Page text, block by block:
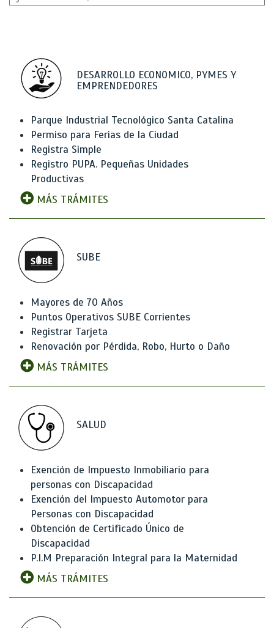
DESARROLLO ECONOMICO, PYMES Y
EMPRENDEDORES
Parque Industrial Tecnológico Santa Catalina
Permiso para Ferias de la Ciudad
Registra Simple
Registro PUPA. Pequeñas Unidades
Productivas
MÁS TRÁMITES
SUBE
Mayores de 70 Años
Puntos Operativos SUBE Corrientes
Registrar Tarjeta
Renovación por Pérdida, Robo, Hurto o Daño
MÁS TRÁMITES
SALUD
Exención de Impuesto Inmobiliario para
personas con Discapacidad
Exención del Impuesto Automotor para
Personas con Discapacidad
Obtención de Certificado Único de
Discapacidad
P.I.M Preparación Integral para la Maternidad
MÁS TRÁMITES